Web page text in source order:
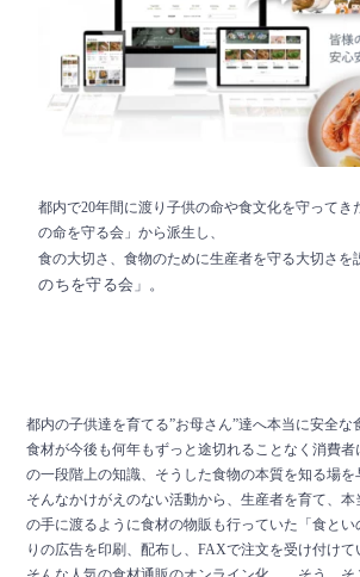
都内で20年間に渡り子供の命や食文化を守ってき
の命を守る会」から派生し、
食の大切さ、食物のために生産者を守る大切さを
のちを守る会」。
都内の子供達を育てる”お母さん”達へ本当に安全な
食材が今後も何年もずっと途切れることなく消費
の一段階上の知識、そうした食物の本質を知る場を
そんなかけがえのない活動から、生産者を育て、本
の手に渡るように食材の物販も行っていた「食と
りの広告を印刷、配布し、FAXで注文を受け付けて